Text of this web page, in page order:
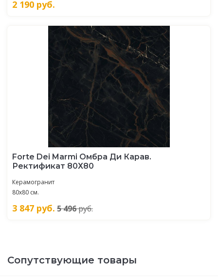
2 190 руб.
Forte Dei Marmi Омбра Ди Карав.
Ректификат 80Х80
Керамогранит
80x80 см.
3 847 руб. 5 496руб.
Сопутствующие товары